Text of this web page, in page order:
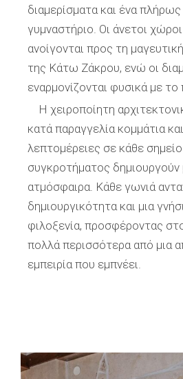
διαμερίσματα και ένα
γυμναστήριο. Οι άνετοι
ανοίγονται προς τη
της Κάτω Ζάκρου, ενώ οι
εναρμονίζονται φυσικά με
Η χειροποίητη
κατά παραγγελία κομμάτια
λεπτομέρειες σε κάθε
συγκροτήματος δημιουργούν
ατμόσφαιρα. Κάθε γωνιά
δημιουργικότητα και μια
φιλοξενία, προσφέροντας
πολλά περισσότερα από μια
εμπειρία που εμπνέει.